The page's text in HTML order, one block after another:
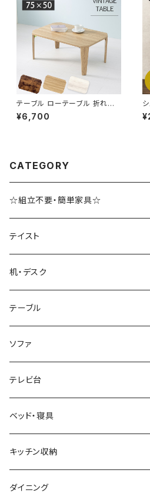
テーブル ローテーブル 折れ脚
テーブル リビングテーブル セン
ターテーブル 幅75
¥6,700
CATEGORY
☆組立不要・簡単家具☆
テイスト
ブルックリンスタイル
ホテルライク風インテリア
韓国インテリア
和風/和モダン
ミッドセンチュリー
西海岸風
カフェ風
机・デスク
パソコンデスク・ワークデスク
学習机・勉強机
収納付きデスク
折りたたみデスク
サイズ
幅100cm以下
デスクワゴン
テーブル
サイズ
幅100cm以下
幅101～120cm
ローテーブル・リビングテーブル
サイドテーブル・ナイトテーブル
カウンターテーブル
こたつ・こたつテーブル
ソファ
サイズ
幅90cm以下
幅91～120cm
1人掛けソファ
2人掛けソファ
3人掛けソファ
テレビ台
サイズ
幅90cm以下
幅91～120cm
ロータイプテレビ台・ローボード
ミドルタイプテレビ台
ベッド・寝具
サイズ
セミシングルショート
ベッドフレーム
キッチン収納
食器棚
ダイニング